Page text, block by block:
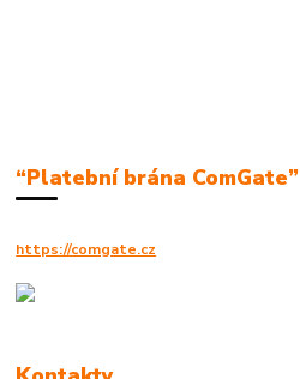
“Platební brána ComGate”
https://comgate.cz